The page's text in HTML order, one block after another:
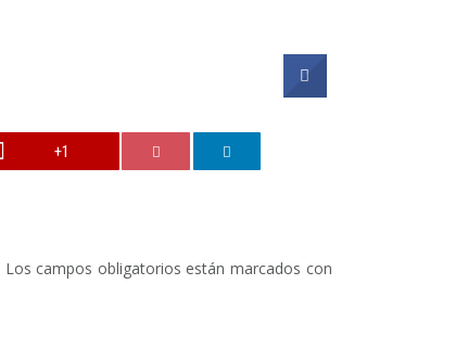
+1
Los campos obligatorios están marcados con